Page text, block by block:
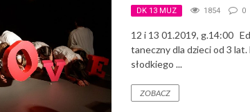
DK 13 MUZ 1854 0
12 i 13 01.2019, g.14:00
taneczny dla dzieci od 3
słodkiego ...
ZOBACZ